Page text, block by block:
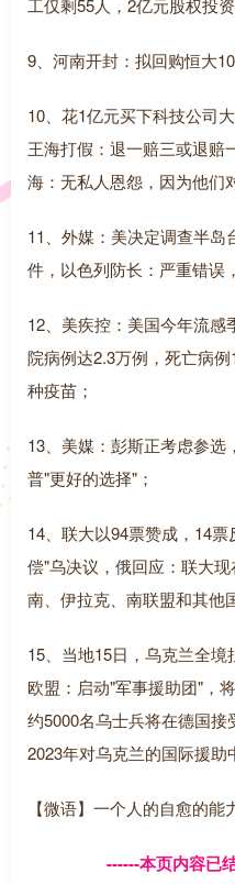
工仅剩55人，2亿元股权投
9、河南开封：拟回购恒大
10、花1亿元买下科技公司
王海打假：退一赔三或退赔
海：无私人恩怨，因为他们
11、外媒：美决定调查半
件，以色列防长：严重错误
12、美疾控：美国今年流感
院病例达2.3万例，死亡病
种疫苗；
13、美媒：彭斯正考虑参选
普"更好的选择"；
14、联大以94票赞成，14
偿"乌决议，俄回应：联大
南、伊拉克、南联盟和其他
15、当地15日，乌克兰全境
欧盟：启动"军事援助团"，
约5000名乌士兵将在德国
2023年对乌克兰的国际援助
【微语】一个人的自愈的能
------本页内容已